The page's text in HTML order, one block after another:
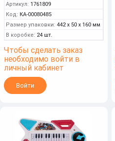
Артикул: 1761809
Код: КА-00080485
Размер упаковки: 442 x 50 x 160 мм
В коробке: 24 шт.
Чтобы сделать заказ
необходимо войти в
личный кабинет
Войти